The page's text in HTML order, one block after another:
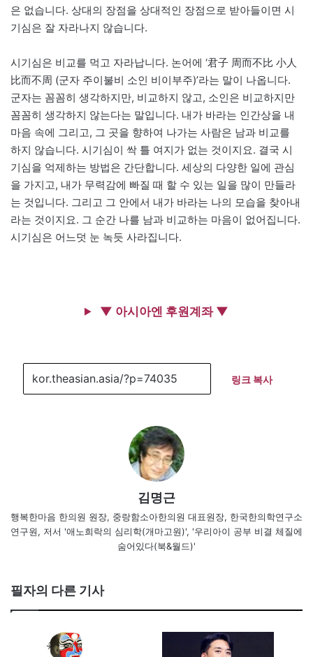
은 없습니다. 상대의 장점을 상대적인 장점으로 받아들이면 시
기심은 잘 자라나지 않습니다.
시기심은 비교를 먹고 자라납니다. 논어에 ‘君子 周而不比 小人
比而不周 (군자 주이불비 소인 비이부주)’라는 말이 나옵니다.
군자는 꼼꼼히 생각하지만, 비교하지 않고, 소인은 비교하지만
꼼꼼히 생각하지 않는다는 말입니다. 내가 바라는 인간상을 내
마음 속에 그리고, 그 곳을 향하여 나가는 사람은 남과 비교를
하지 않습니다. 시기심이 싹 틀 여지가 없는 것이지요. 결국 시
기심을 억제하는 방법은 간단합니다. 세상의 다양한 일에 관심
을 가지고, 내가 무력감에 빠질 때 할 수 있는 일을 많이 만들라
는 것입니다. 그리고 그 안에서 내가 바라는 나의 모습을 찾아내
라는 것이지요. 그 순간 나를 남과 비교하는 마음이 없어집니다.
시기심은 어느덧 눈 녹듯 사라집니다.
▼ 아시아엔 후원계좌 ▼
링크 복사
김명근
행복한마음 한의원 원장, 중랑함소아한의원 대표원장, 한국한의학연구소
연구원, 저서 '애노희락의 심리학(개마고원)', '우리아이 공부 비결 체질에
숨어있다(북&월드)'
필자의 다른 기사